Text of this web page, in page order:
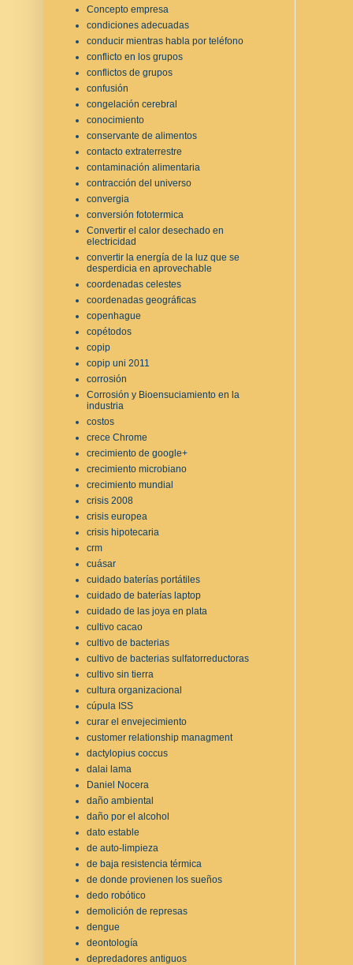
Concepto empresa
condiciones adecuadas
conducir mientras habla por teléfono
conflicto en los grupos
conflictos de grupos
confusión
congelación cerebral
conocimiento
conservante de alimentos
contacto extraterrestre
contaminación alimentaria
contracción del universo
convergia
conversión fototermica
Convertir el calor desechado en
electricidad
convertir la energía de la luz que se
desperdicia en aprovechable
coordenadas celestes
coordenadas geográficas
copenhague
copétodos
copip
copip uni 2011
corrosión
Corrosión y Bioensuciamiento en la
industria
costos
crece Chrome
crecimiento de google+
crecimiento microbiano
crecimiento mundial
crisis 2008
crisis europea
crisis hipotecaria
crm
cuásar
cuidado baterías portátiles
cuidado de baterías laptop
cuidado de las joya en plata
cultivo cacao
cultivo de bacterias
cultivo de bacterias sulfatorreductoras
cultivo sin tierra
cultura organizacional
cúpula ISS
curar el envejecimiento
customer relationship managment
dactylopius coccus
dalai lama
Daniel Nocera
daño ambiental
daño por el alcohol
dato estable
de auto-limpieza
de baja resistencia térmica
de donde provienen los sueños
dedo robótico
demolición de represas
dengue
deontología
depredadores antiguos